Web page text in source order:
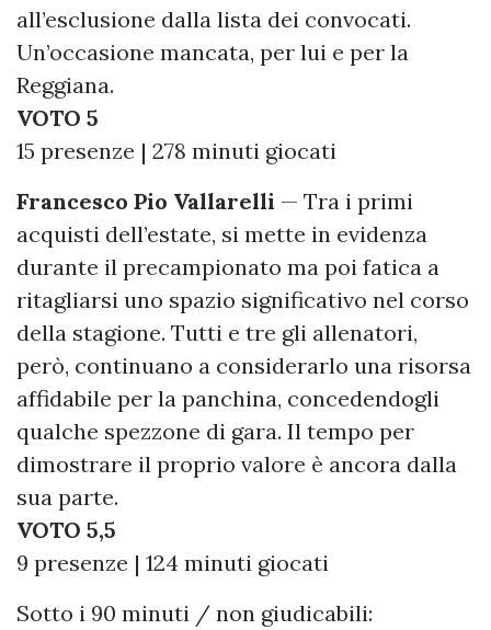
all’esclusione dalla lista dei convocati.
Un’occasione mancata, per lui e per la
Reggiana.
VOTO 5
15 presenze | 278 minuti giocati
Francesco Pio Vallarelli — Tra i primi
acquisti dell’estate, si mette in evidenza
durante il precampionato ma poi fatica a
ritagliarsi uno spazio significativo nel corso
della stagione. Tutti e tre gli allenatori,
però, continuano a considerarlo una risorsa
affidabile per la panchina, concedendogli
qualche spezzone di gara. Il tempo per
dimostrare il proprio valore è ancora dalla
sua parte.
VOTO 5,5
9 presenze | 124 minuti giocati
Sotto i 90 minuti / non giudicabili: